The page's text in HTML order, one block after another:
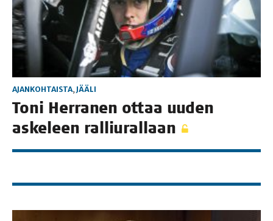
AJANKOHTAISTA, JÄÄLI
Toni Her­ra­nen ottaa uuden
aske­leen ralliurallaan